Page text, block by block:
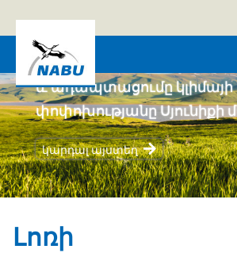
Կրեատիվ լեռներ
կարդալ այստեղ
Լոռի